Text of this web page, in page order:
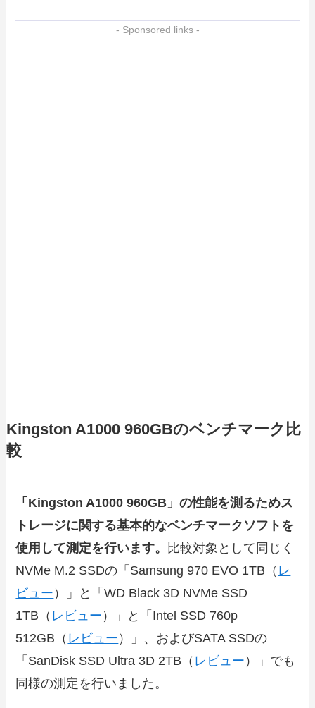
- Sponsored links -
Kingston A1000 960GBのベンチマーク比
較
「Kingston A1000 960GB」の性能を測るためス
トレージに関する基本的なベンチマークソフトを
使用して測定を行います。
比較対象として同じく
NVMe M.2 SSDの「Samsung 970 EVO 1TB（ レ
ビュー ）」と「WD Black 3D NVMe SSD
1TB（ レビュー ）」と「Intel SSD 760p
512GB（ レビュー ）」、およびSATA SSDの
「SanDisk SSD Ultra 3D 2TB（ レビュー ）」でも
同様の測定を行いました。